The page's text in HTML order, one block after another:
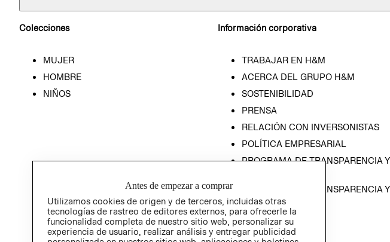
Colecciones
MUJER
HOMBRE
NIÑOS
Información corporativa
TRABAJAR EN H&M
ACERCA DEL GRUPO H&M
SOSTENIBILIDAD
PRENSA
RELACIÓN CON INVERSONISTAS
POLÍTICA EMPRESARIAL
PROGRAMA DE TRANSPARENCIA Y
PROGRAMA DE TRANSPARENCIA Y
ÉTICA (INGLÉS)
Antes de empezar a comprar
Utilizamos cookies de origen y de terceros, incluidas otras
tecnologías de rastreo de editores externos, para ofrecerle la
funcionalidad completa de nuestro sitio web, personalizar su
experiencia de usuario, realizar análisis y entregar publicidad